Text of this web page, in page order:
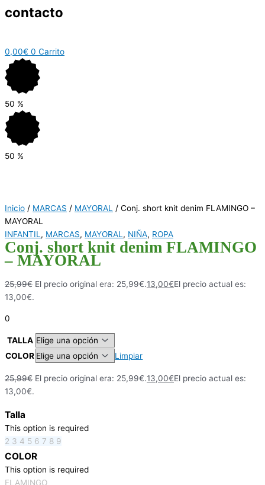
contacto
0,00€ 0 Carrito
50 %
50 %
Inicio / MARCAS / MAYORAL
/ Conj. short knit denim FLAMINGO –
MAYORAL
INFANTIL , MARCAS, MAYORAL , NIÑA, ROPA
Conj. short knit denim FLAMINGO
– MAYORAL
25,99€ El precio original era: 25,99€.13,00€El precio actual es:
13,00€.
0
TALLA
COLOR
Limpiar
25,99€ El precio original era: 25,99€.13,00€El precio actual es:
13,00€.
Talla
This option is required
2 3 4 5 6 7 8 9
COLOR
This option is required
FLAMINGO